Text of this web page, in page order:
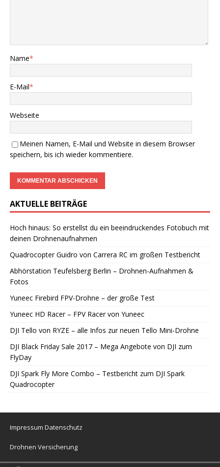
Name*
E-Mail*
Webseite
Meinen Namen, E-Mail und Website in diesem Browser
speichern, bis ich wieder kommentiere.
AKTUELLE BEITRÄGE
Hoch hinaus: So erstellst du ein beeindruckendes Fotobuch mit
deinen Drohnenaufnahmen
Quadrocopter Guidro von Carrera RC im großen Testbericht
Abhörstation Teufelsberg Berlin – Drohnen-Aufnahmen &
Fotos
Yuneec Firebird FPV-Drohne – der große Test
Yuneec HD Racer – FPV Racer von Yuneec
DJI Tello von RYZE – alle Infos zur neuen Tello Mini-Drohne
DJI Black Friday Sale 2017 – Mega Angebote von DJI zum
FlyDay
DJI Spark Fly More Combo – Testbericht zum DJI Spark
Quadrocopter
Impressum Datenschutz
Drohnen Versicherung